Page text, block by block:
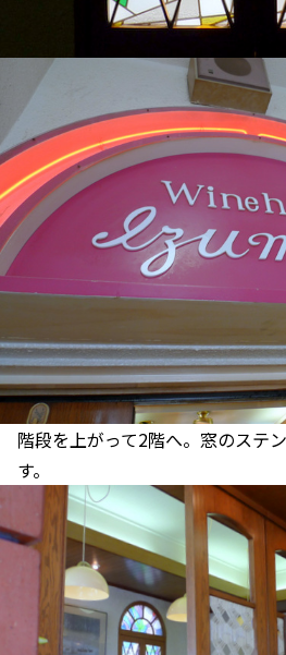
階段を上がって2階へ。窓のステ
す。